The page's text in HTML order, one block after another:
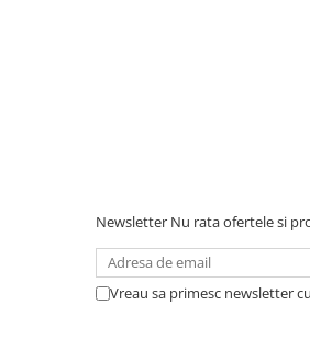
Newsletter Nu rata ofertele si
Vreau sa primesc newsletter